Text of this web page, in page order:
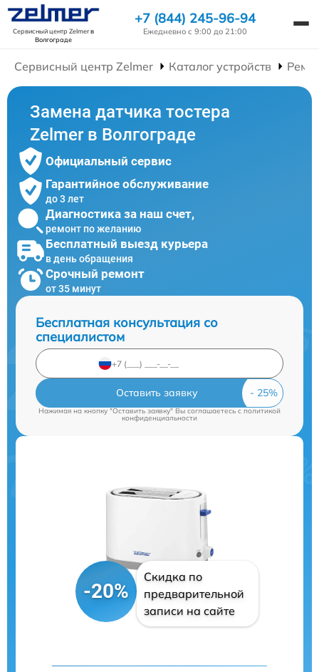
Сервисный центр Zelmerв
Волгограде
+7 (844) 245-96-94
Ежедневно с 9:00 до 21:00
Сервисный центр Zelmer Каталог устройств
Замена датчика тостера
Zelmer в Волгограде
Официальный сервис
Гарантийное обслуживание
до 3 лет
Диагностика за наш счет,
ремонт по желанию
Бесплатный выезд курьера
в день обращения
Срочный ремонт
от 35 минут
Бесплатная консультация со
специалистом
Оставить заявку
Нажимая на кнопку "Оставить заявку" Вы соглашаетесь c политикой
конфиденциальности
-20%
Скидка по
предварительной
записи на сайте